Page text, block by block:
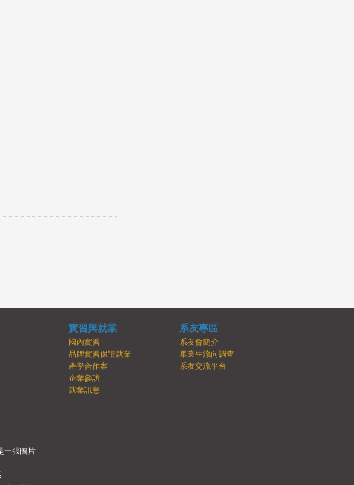
實習與就業
國內實習
品牌實習保證就業
產學合作案
企業參訪
就業訊息
系友專區
系友會簡介
畢業生流向調查
系友交流平台